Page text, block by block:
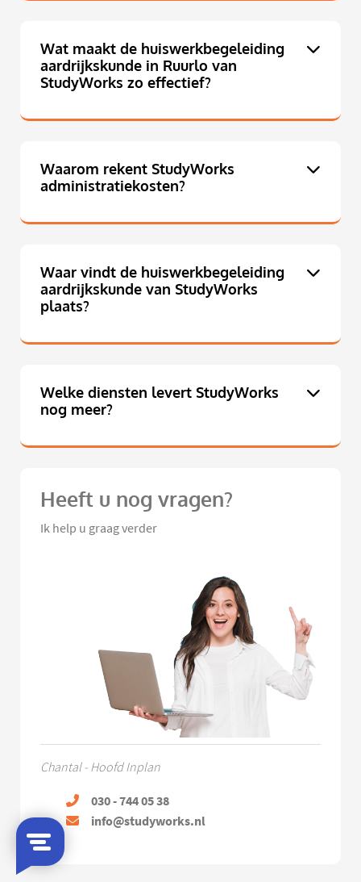
Wat maakt de huiswerkbegeleiding
aardrijkskunde in Ruurlo van
StudyWorks zo effectief?
Waarom rekent StudyWorks
administratiekosten?
Waar vindt de huiswerkbegeleiding
aardrijkskunde van StudyWorks
plaats?
Welke diensten levert StudyWorks
nog meer?
Heeft u nog vragen?
Ik help u graag verder
Chantal - Hoofd Inplan
030 - 744 05 38
info@studyworks.nl